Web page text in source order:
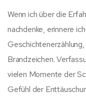
Wenn ich über die
nachdenke, erinnere
Brandzeichen.
vielen Momente der
Gefühl der